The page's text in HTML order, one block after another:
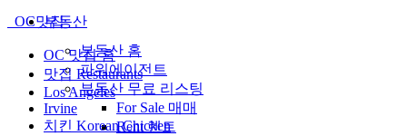
부동산
부동산 홈
파워에이전트
부동산 무료 리스팅
For Sale 매매
Rent 렌트
OC맛집
OC 맛집 홈
맛집 Restaurants
Los Angeles
Irvine
치킨 Korean Chicken